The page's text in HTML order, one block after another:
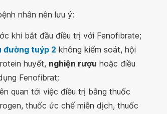
nhân nên lưu ý:
khi bắt đầu điều trị với Fenofibrate;
đường tuýp 2 không kiểm soát, hội
huyết, nghiện rượu hoặc điều
Fenofibrat;
quan tới việc điều trị bằng thuốc
thuốc ức chế miễn dịch, thuốc